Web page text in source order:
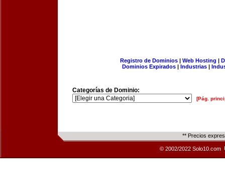
Registro de Dominios| Web Hosting |
Dominios Expirados | Industrias |
Categorías de Dominio:
[Pág.
** Precios
© 2002/2022 Solo10.com